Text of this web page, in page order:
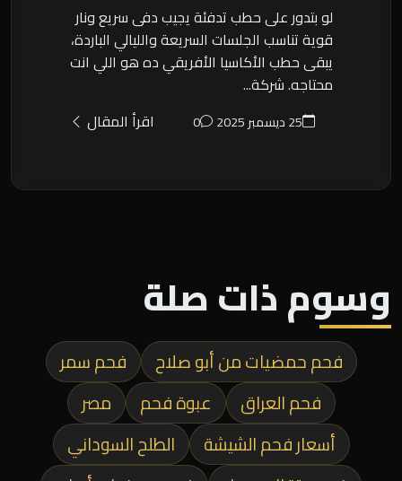
لو بتدور على حطب تدفئة يجيب دفى سريع ونار
قوية تناسب الجلسات السريعة والليالي الباردة،
يبقى حطب الأكاسيا الأفريقي ده هو اللي انت
محتاجه. شركة...
25 ديسمبر 2025 0 اقرأ المقال
وسوم ذات صلة
فحم حمضيات من أبو صلاح
فحم سمر
فحم العراق
عبوة فحم
مصر
أسعار فحم الشيشة
الطلح السوداني